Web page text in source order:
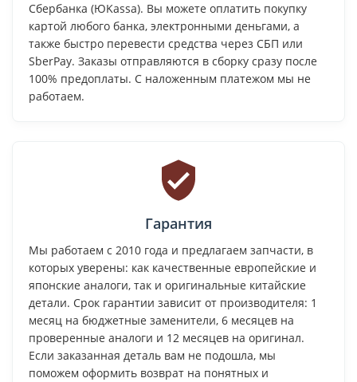
Сбербанка (ЮKassa). Вы можете оплатить покупку
картой любого банка, электронными деньгами, а
также быстро перевести средства через СБП или
SberPay. Заказы отправляются в сборку сразу после
100% предоплаты. С наложенным платежом мы не
работаем.
Гарантия
Мы работаем с 2010 года и предлагаем запчасти, в
которых уверены: как качественные европейские и
японские аналоги, так и оригинальные китайские
детали. Срок гарантии зависит от производителя: 1
месяц на бюджетные заменители, 6 месяцев на
проверенные аналоги и 12 месяцев на оригинал.
Если заказанная деталь вам не подошла, мы
поможем оформить возврат на понятных и